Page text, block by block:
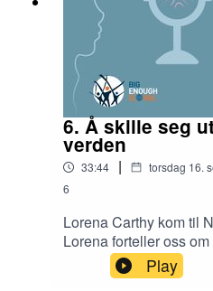
6. Å skille seg
verden
33:44 | torsdag 16.
6
Lorena Carthy kom til
Lorena forteller oss
Peru til å starte et nytt
Norge hvor hun også
Play